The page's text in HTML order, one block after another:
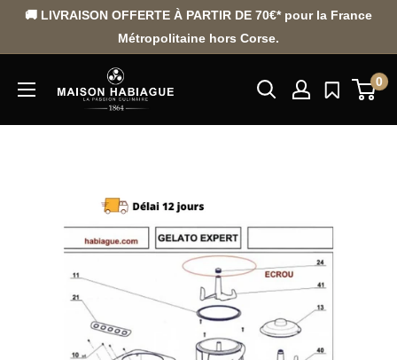
Passer🚚 LIVRAISON OFFERTE À PARTIR DE 70€* pour la France
Métropolitaine hors Corse.
0